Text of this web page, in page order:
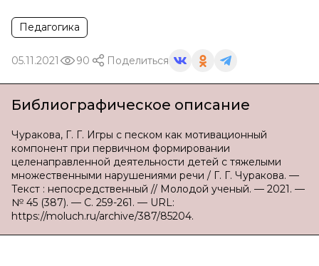
Педагогика
05.11.2021 90 Поделиться
Библиографическое описание
Чуракова, Г. Г. Игры с песком как мотивационный
компонент при первичном формировании
целенаправленной деятельности детей с тяжелыми
множественными нарушениями речи / Г. Г. Чуракова. —
Текст : непосредственный // Молодой ученый. — 2021. —
№ 45 (387). — С. 259-261. — URL:
https://moluch.ru/archive/387/85204.